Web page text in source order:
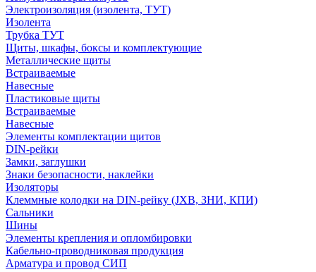
Электроизоляция (изолента, ТУТ)
Изолента
Трубка ТУТ
Щиты, шкафы, боксы и комплектующие
Металлические щиты
Встраиваемые
Навесные
Пластиковые щиты
Встраиваемые
Навесные
Элементы комплектации щитов
DIN-рейки
Замки, заглушки
Знаки безопасности, наклейки
Изоляторы
Клеммные колодки на DIN-рейку (JXB, ЗНИ, КПИ)
Сальники
Шины
Элементы крепления и опломбировки
Кабельно-проводниковая продукция
Арматура и провод СИП